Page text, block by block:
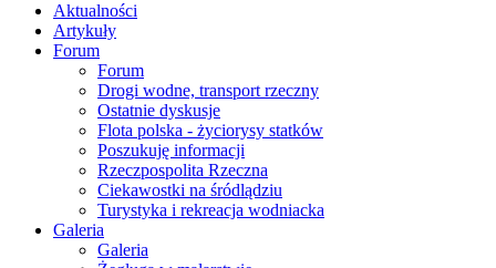
Aktualności
Artykuły
Forum
Forum
Drogi wodne, transport rzeczny
Ostatnie dyskusje
Flota polska - życiorysy statków
Poszukuję informacji
Rzeczpospolita Rzeczna
Ciekawostki na śródlądziu
Turystyka i rekreacja wodniacka
Galeria
Galeria